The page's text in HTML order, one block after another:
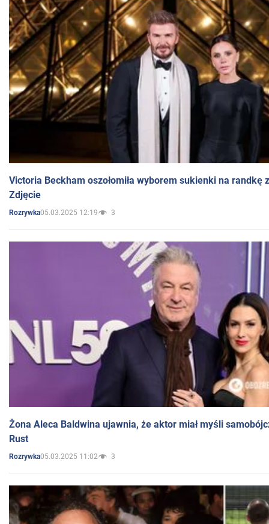
Victoria Beckham oszołomiła wyborem sukienki na randkę
Zdjęcie
Rozrywka05.03.2025 12:19 3
Żona Aleca Baldwina ujawnia, że aktor miał myśli
Rust
Rozrywka05.03.2025 11:02 3